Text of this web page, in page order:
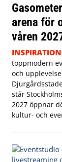
arena för
våren
INSPIRATION
toppmodern
och
står
2027 öppnar
kultur- och